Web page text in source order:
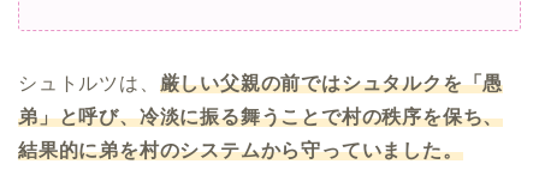
シュトルツは、 厳しい父親の前ではシュタルクを「愚
弟」と呼び、冷淡に振る舞うことで村の秩序を保ち、
結果的に弟を村のシステムから守っていました。